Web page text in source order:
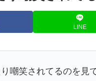
LINE
嘲笑されてるのを見